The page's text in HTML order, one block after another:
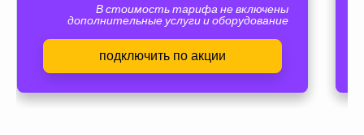
В стоимость тарифа не включены
дополнительные услуги и оборудование
подключить по акции